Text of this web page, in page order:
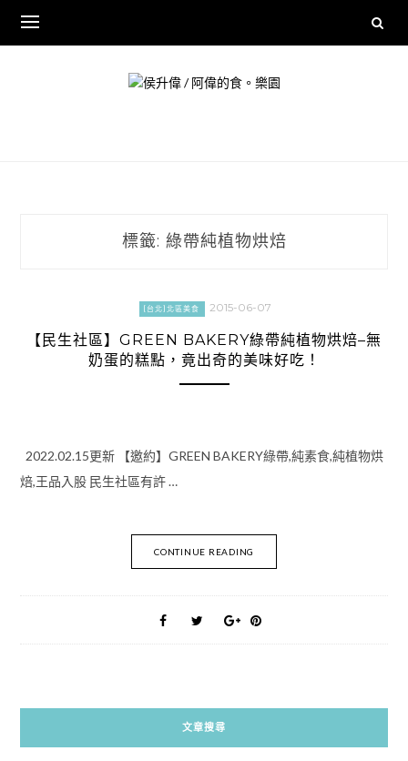
content
標籤: 綠帶純植物烘焙
[台北]北區美食 2015-06-07
【民生社區】GREEN BAKERY綠帶純植物烘焙–無
奶蛋的糕點，竟出奇的美味好吃！
2022.02.15更新 【邀約】GREEN BAKERY綠帶,純素食,純植物烘
焙,王品入股 民生社區有許 …
CONTINUE READING
文章搜尋